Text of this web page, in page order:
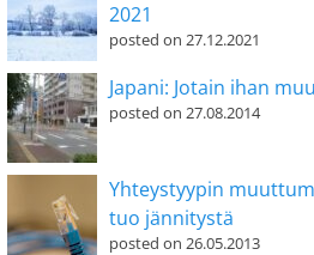
2021
posted on 27.12.2021
Japani: Jotain ihan
posted on 27.08.2014
Yhteystyypin
tuo jännitystä
posted on 26.05.2013